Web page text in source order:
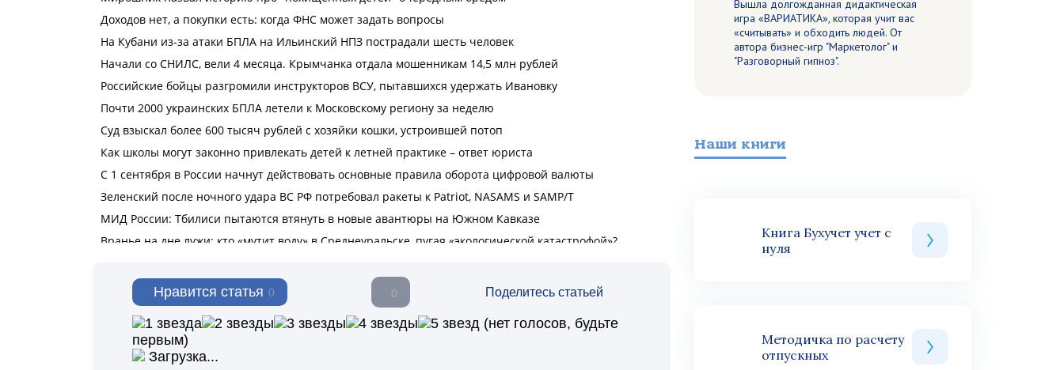
Нравится статья 0 0 Поделитесь статьей
(нет голосов, будьте
первым)
Загрузка...
Вышла долгожданная дидактическая
игра «ВАРИАТИКА», которая учит вас
«считывать» и обходить людей. От
автора бизнес-игр "Маркетолог" и
"Разговорный гипноз".
Наши книги
Книга Бухучет учет с
нуля
Методичка по расчету
отпускных